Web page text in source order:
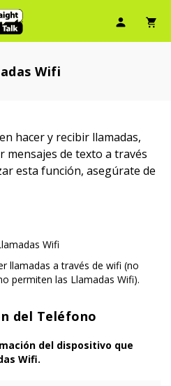
Ícono
Wifi
hacer y recibir llamadas,
mensajes de texto a través
esta función, asegúrate de
Wifi
llamadas a través de wifi (no
permiten las Llamadas Wifi).
del Teléfono
del dispositivo que
Wifi.